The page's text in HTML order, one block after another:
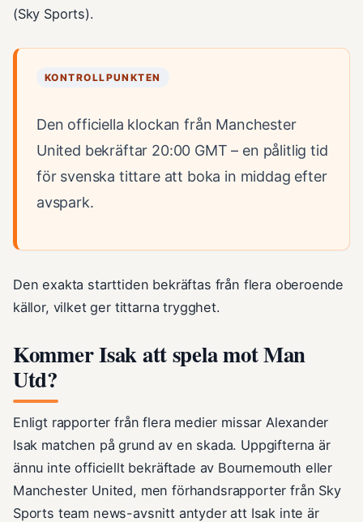
(Sky Sports).
KONTROLLPUNKTEN
Den officiella klockan från Manchester
United bekräftar 20:00 GMT – en pålitlig tid
för svenska tittare att boka in middag efter
avspark.
Den exakta starttiden bekräftas från flera oberoende
källor, vilket ger tittarna trygghet.
Kommer Isak att spela mot Man
Utd?
Enligt rapporter från flera medier missar Alexander
Isak matchen på grund av en skada. Uppgifterna är
ännu inte officiellt bekräftade av Bournemouth eller
Manchester United, men förhandsrapporter från Sky
Sports team news-avsnitt antyder att Isak inte är